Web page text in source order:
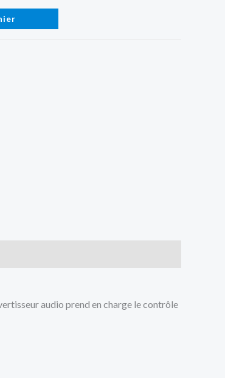
audio prend en charge le contrôle